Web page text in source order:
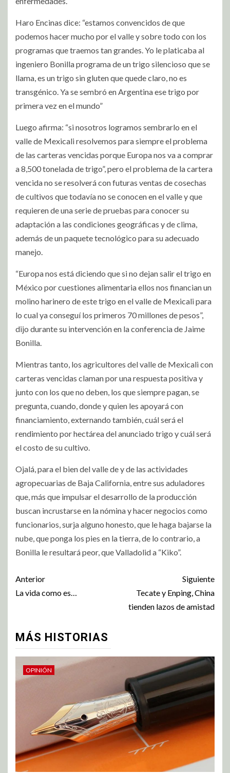
Haro Encinas dice: “estamos convencidos de que
podemos hacer mucho por el valle y sobre todo con los
programas que traemos tan grandes. Yo le platicaba al
ingeniero Bonilla programa de un trigo silencioso que se
llama, es un trigo sin gluten que quede claro, no es
transgénico. Ya se sembró en Argentina ese trigo por
primera vez en el mundo”
Luego afirma: “si nosotros logramos sembrarlo en el
valle de Mexicali resolvemos para siempre el problema
de las carteras vencidas porque Europa nos va a comprar
a 8,500 tonelada de trigo”, pero el problema de la cartera
vencida no se resolverá con futuras ventas de cosechas
de cultivos que todavía no se conocen en el valle y que
requieren de una serie de pruebas para conocer su
adaptación a las condiciones geográficas y de clima,
además de un paquete tecnológico para su adecuado
manejo.
“Europa nos está diciendo que si no dejan salir el trigo en
México por cuestiones alimentaria ellos nos financian un
molino harinero de este trigo en el valle de Mexicali para
lo cual ya conseguí los primeros 70 millones de pesos”,
dijo durante su intervención en la conferencia de Jaime
Bonilla.
Mientras tanto, los agricultores del valle de Mexicali con
carteras vencidas claman por una respuesta positiva y
junto con los que no deben, los que siempre pagan, se
pregunta, cuando, donde y quien les apoyará con
financiamiento, externando también, cuál será el
rendimiento por hectárea del anunciado trigo y cuál será
el costo de su cultivo.
Ojalá, para el bien del valle de y de las actividades
agropecuarias de Baja California, entre sus aduladores
que, más que impulsar el desarrollo de la producción
buscan incrustarse en la nómina y hacer negocios como
funcionarios, surja alguno honesto, que le haga bajarse la
nube, que ponga los pies en la tierra, de lo contrario, a
Bonilla le resultará peor, que Valladolid a “Kiko”.
Anterior
La vida como es…
Siguiente
Tecate y Enping, China
tienden lazos de amistad
MÁS HISTORIAS
OPINIÓN